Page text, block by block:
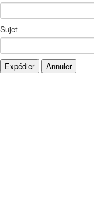
Sujet
Expédier Annuler